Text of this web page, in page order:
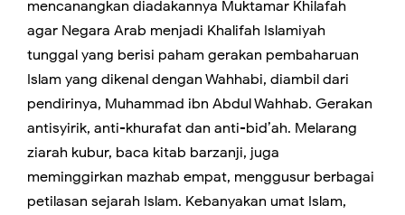
mencanangkan diadakannya Muktamar Khilafah
agar Negara Arab menjadi Khalifah Islamiyah
tunggal yang berisi paham gerakan pembaharuan
Islam yang dikenal dengan Wahhabi, diambil dari
pendirinya, Muhammad ibn Abdul Wahhab. Gerakan
antisyirik, anti-khurafat dan anti-bid’ah. Melarang
ziarah kubur, baca kitab barzanji, juga
meminggirkan mazhab empat, menggusur berbagai
petilasan sejarah Islam. Kebanyakan umat Islam,